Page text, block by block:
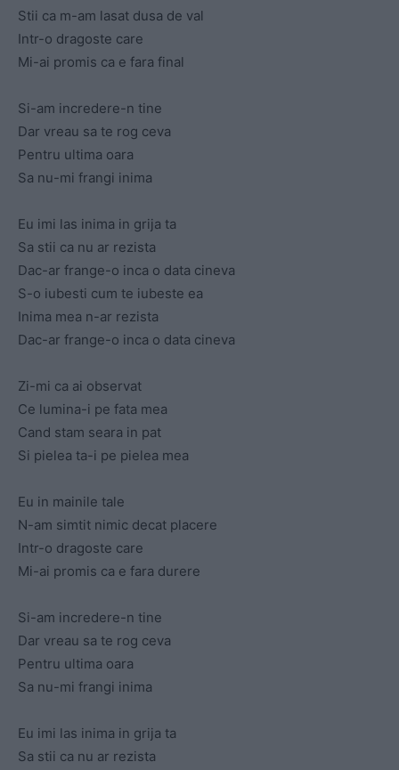
Stii ca m-am lasat dusa de val
Intr-o dragoste care
Mi-ai promis ca e fara final
Si-am incredere-n tine
Dar vreau sa te rog ceva
Pentru ultima oara
Sa nu-mi frangi inima
Eu imi las inima in grija ta
Sa stii ca nu ar rezista
Dac-ar frange-o inca o data cineva
S-o iubesti cum te iubeste ea
Inima mea n-ar rezista
Dac-ar frange-o inca o data cineva
Zi-mi ca ai observat
Ce lumina-i pe fata mea
Cand stam seara in pat
Si pielea ta-i pe pielea mea
Eu in mainile tale
N-am simtit nimic decat placere
Intr-o dragoste care
Mi-ai promis ca e fara durere
Si-am incredere-n tine
Dar vreau sa te rog ceva
Pentru ultima oara
Sa nu-mi frangi inima
Eu imi las inima in grija ta
Sa stii ca nu ar rezista